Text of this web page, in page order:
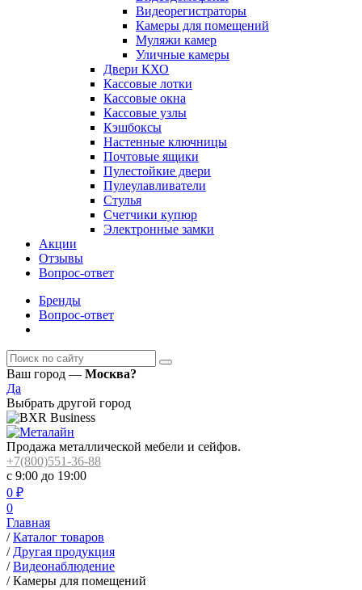
Видеорегистраторы
Камеры для помещений
Муляжи камер
Уличные камеры
Двери КХО
Кассовые лотки
Кассовые окна
Кассовые узлы
Кэшбоксы
Настенные ключницы
Почтовые ящики
Пулестойкие двери
Пулеулавливатели
Стулья
Счетчики купюр
Электронные замки
Акции
Отзывы
Вопрос-ответ
Бренды
Вопрос-ответ
Ваш город — Москва?
Да
Выбрать другой город
Продажа металлической мебели и сейфов.
+7(800)551-36-88
с 9:00 до 19:00
0 ₽
0
Главная
/ Каталог товаров
/ Другая продукция
/ Видеонаблюдение
/ Камеры для помещений